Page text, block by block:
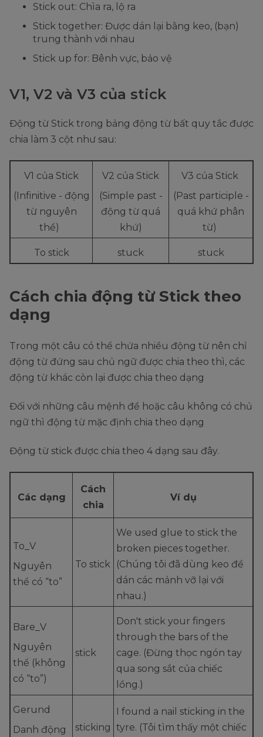
Stick out: Chìa ra, lộ ra
Stick together: Được dán lại bằng keo, (bạn)
trung thành với nhau
Stick up for: Bênh vực, bảo vệ
V1, V2 và V3 của stick
Động từ Stick trong bảng động từ bất quy tắc được
chia làm 3 cột như sau:
V1 của Stick
(Infinitive - động
từ nguyên
thể)
V2 của Stick
(Simple past -
động từ quá
khứ)
V3 của Stick
(Past participle -
quá khứ phân
từ)
To stick stuck stuck
Cách chia động từ Stick theo
dạng
Trong một câu có thể chứa nhiều động từ nên chỉ
động từ đứng sau chủ ngữ được chia theo thì, các
động từ khác còn lại được chia theo dạng
Đối với những câu mệnh đề hoặc câu không có chủ
ngữ thì động từ mặc định chia theo dạng
Động từ stick được chia theo 4 dạng sau đây.
Các dạng
Cách
chia
Ví dụ
To_V
Nguyên
thể có “to”
To stick
We used glue to stick the
broken pieces together.
(Chúng tôi đã dùng keo để
dán các mảnh vỡ lại với
nhau.)
Bare_V
Nguyên
thể (không
có “to”)
stick
Don't stick your fingers
through the bars of the
cage. (Đừng thọc ngón tay
qua song sắt của chiếc
lồng.)
Gerund
Danh động
sticking
I found a nail sticking in the
tyre. (Tôi tìm thấy một chiếc